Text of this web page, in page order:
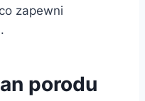
zapewni
porodu